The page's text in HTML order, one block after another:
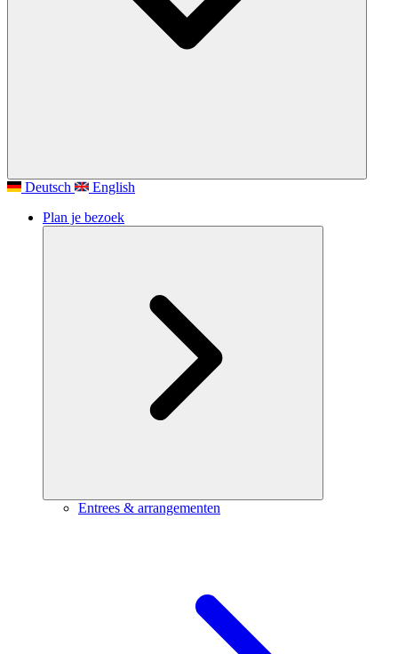
Deutsch
English
Plan je bezoek
Entrees & arrangementen